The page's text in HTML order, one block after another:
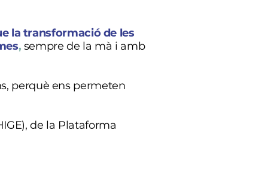
la transformació de les
, sempre de la mà i amb
perquè ens permeten
de la Plataforma